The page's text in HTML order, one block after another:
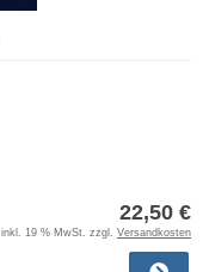
22,50 €
inkl. 19 % MwSt. zzgl. Versandkosten